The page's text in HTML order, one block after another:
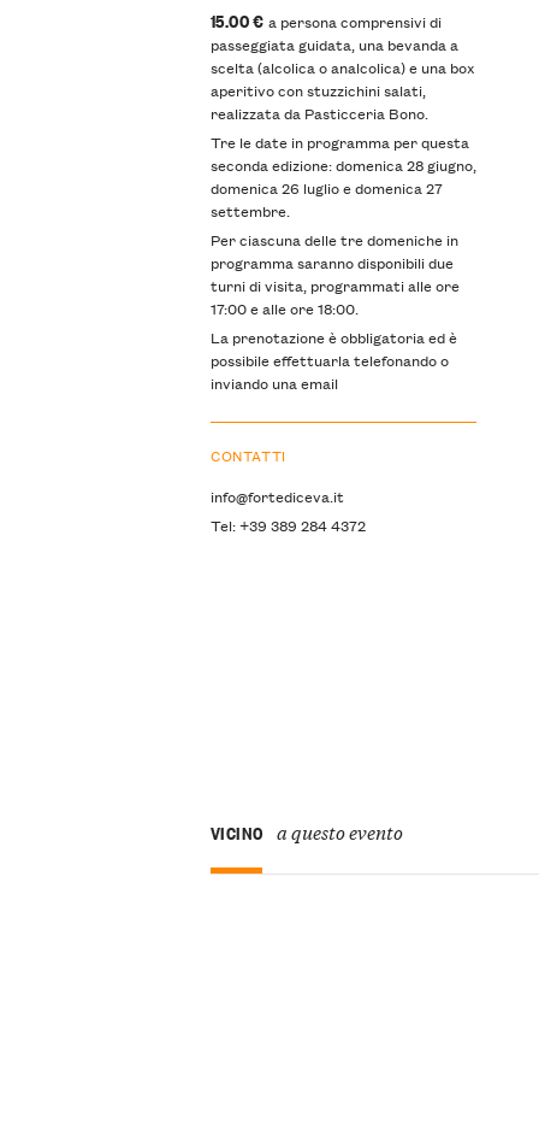
15.00 € a persona comprensivi di
passeggiata guidata, una bevanda a
scelta (alcolica o analcolica) e una box
aperitivo con stuzzichini salati,
realizzata da Pasticceria Bono.
Tre le date in programma per questa
seconda edizione: domenica 28 giugno,
domenica 26 luglio e domenica 27
settembre.
Per ciascuna delle tre domeniche in
programma saranno disponibili due
turni di visita, programmati alle ore
17:00 e alle ore 18:00.
La prenotazione è obbligatoria ed è
possibile effettuarla telefonando o
inviando una email
CONTATTI
info@fortediceva.it
Tel: +39 389 284 4372
VICINO a questo evento